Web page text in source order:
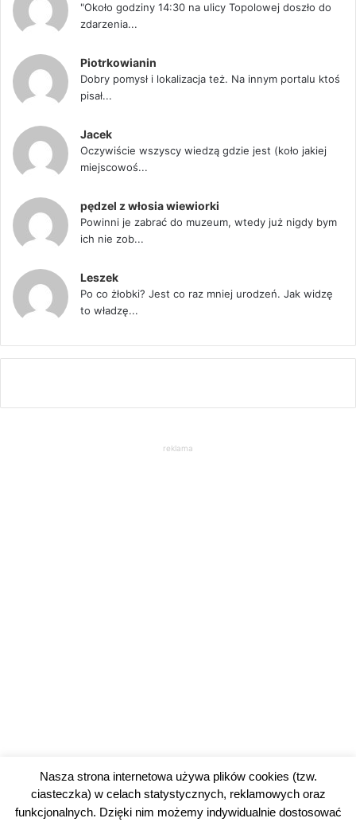
"Około godziny 14:30 na ulicy Topolowej doszło do
zdarzenia...
Piotrkowianin
Dobry pomysł i lokalizacja też. Na innym portalu ktoś
pisał...
Jacek
Oczywiście wszyscy wiedzą gdzie jest (koło jakiej
miejscowoś...
pędzel z włosia wiewiorki
Powinni je zabrać do muzeum, wtedy już nigdy bym
ich nie zob...
Leszek
Po co żłobki? Jest co raz mniej urodzeń. Jak widzę
to władzę...
reklama
Nasza strona internetowa używa plików cookies (tzw.
ciasteczka) w celach statystycznych, reklamowych oraz
funkcjonalnych. Dzięki nim możemy indywidualnie dostosować